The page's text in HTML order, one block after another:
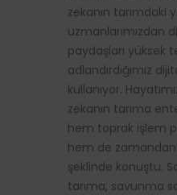
zekanın tarımdaki
uzmanlarımızdan
paydaşları yüksek
adlandırdığımız
kullanıyor.
zekanın tarıma
hem toprak işlem
hem de
şeklinde konuştu.
tarıma, savunma